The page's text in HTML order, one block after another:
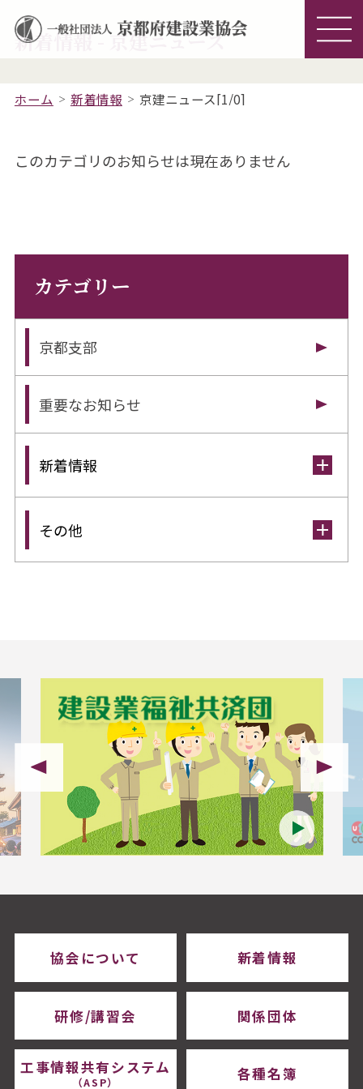
新着情報 - 京建ニュース
ホーム 新着情報 京建ニュース[1/0]
このカテゴリのお知らせは現在ありません
カテゴリー
京都支部
重要なお知らせ
新着情報
その他
協会について 新着情報
研修/講習会 関係団体
工事情報共有システム
（ASP） 各種名簿